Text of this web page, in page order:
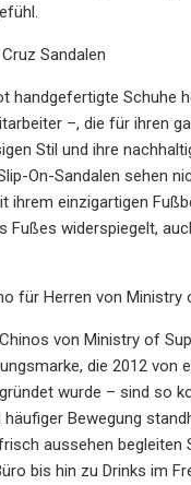
Sandalen
handgefertigte Schuhe
–, die für ihren
Stil und ihre
On-Sandalen sehen
ihrem einzigartigen
Fußes widerspiegelt,
für Herren von Ministry
von Ministry of
die 2012 von
wurde – sind so
Bewegung
aussehen begleiten
bis hin zu Drinks im